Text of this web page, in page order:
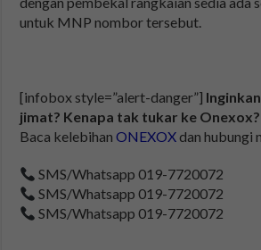
untuk MNP nombor tersebut.
[infobox style=”alert-danger”]
jimat? Kenapa tak tukar ke Onexox?
Baca kelebihanONEXOX dan hubungi
SMS/Whatsapp 019-7720072
SMS/Whatsapp 019-7720072
SMS/Whatsapp 019-7720072